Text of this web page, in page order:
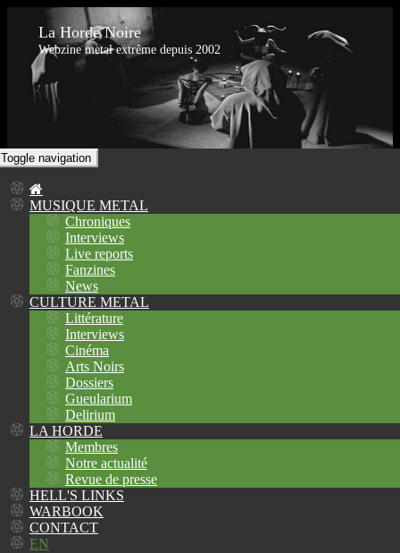
La Horde Noire
Webzine metal extrême depuis 2002
Toggle navigation
MUSIQUE METAL
Chroniques
Interviews
Live reports
Fanzines
News
CULTURE METAL
Littérature
Interviews
Cinéma
Arts Noirs
Dossiers
Gueularium
Delirium
LA HORDE
Membres
Notre actualité
Revue de presse
HELL'S LINKS
WARBOOK
CONTACT
EN